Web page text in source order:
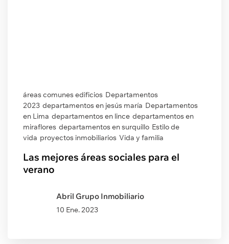
áreas comunes edificios Departamentos
2023 departamentos en jesús maría Departamentos
en Lima departamentos en lince departamentos en
miraflores departamentos en surquillo Estilo de
vida proyectos inmobiliarios Vida y familia
Las mejores áreas sociales para el
verano
Abril Grupo Inmobiliario
10 Ene. 2023